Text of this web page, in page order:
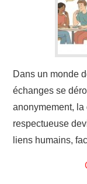
Dans un monde
échanges se
anonymement,
respectueuse
liens humains,